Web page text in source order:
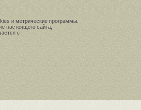
и метрические программы.
настоящего сайта,
с